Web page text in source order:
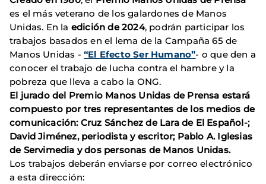
es el más veterano de los galardones de Manos
Unidas. En la edición de 2024, podrán participar los
trabajos basados en el lema de la Campaña 65 de
Manos Unidas - “El Efecto Ser Humano”- o que den a
conocer el trabajo de lucha contra el hambre y la
pobreza que lleva a cabo la ONG.
El jurado del Premio Manos Unidas de Prensa estará
compuesto por tres representantes de los medios de
comunicación: Cruz Sánchez de Lara de El Español-;
David Jiménez, periodista y escritor; Pablo A. Iglesias
de Servimedia y dos personas de Manos Unidas.
Los trabajos deberán enviarse por correo electrónico
a esta dirección: